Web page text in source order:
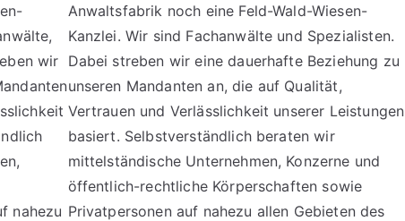
wir
nahezu
Anwaltsfabrik noch eine Feld-Wald-Wiesen-
Kanzlei. Wir sind Fachanwälte und Spezialisten.
Dabei streben wir eine dauerhafte Beziehung zu
unseren Mandanten an, die auf Qualität,
Vertrauen und Verlässlichkeit unserer Leistungen
basiert. Selbstverständlich beraten wir
mittelständische Unternehmen, Konzerne und
öffentlich-rechtliche Körperschaften sowie
Privatpersonen auf nahezu allen Gebieten des